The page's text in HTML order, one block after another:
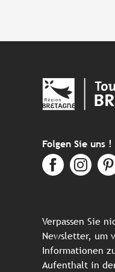
Folgen Sie uns !
Verpassen Sie
Newsletter, um
Informationen
Aufenthalt in